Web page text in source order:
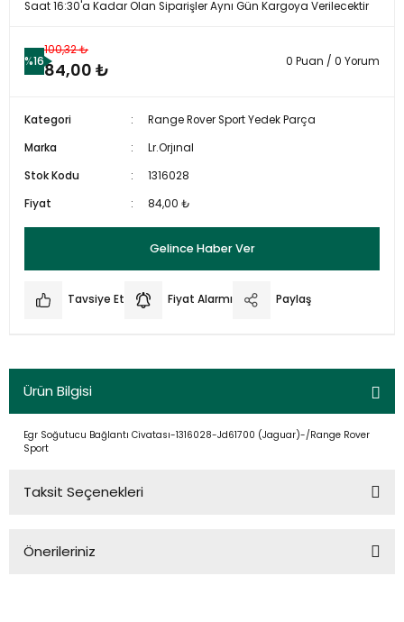
Saat 16:30'a Kadar Olan Siparişler Aynı Gün Kargoya Verilecektir
%16
100,32 ₺
84,00 ₺ 0 Puan / 0 Yorum
Kategori
Range Rover Sport Yedek Parça
Marka
Lr.Orjınal
Stok Kodu
1316028
Fiyat
84,00 ₺
Gelince Haber Ver
Tavsiye Et Fiyat Alarmı Paylaş
Ürün Bilgisi
Egr Soğutucu Bağlantı Civatası-1316028-Jd61700 (Jaguar)-/Range Rover
Sport
Taksit Seçenekleri
Önerileriniz